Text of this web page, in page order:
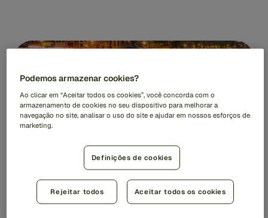
Os resultados adicionais
alcançados incluem:
Estabilidade operacional
Podemos armazenar cookies?
Ao clicar em “Aceitar todos os cookies”, você concorda com o
armazenamento de cookies no seu dispositivo para melhorar a
navegação no site, analisar o uso do site e ajudar em nossos esforços de
marketing.
Definições de cookies
Rejeitar todos Aceitar todos os cookies